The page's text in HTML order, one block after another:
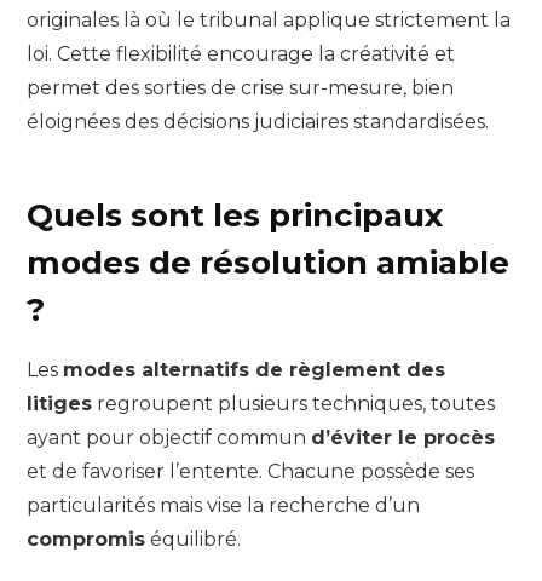
originales là où le tribunal applique strictement la
loi. Cette flexibilité encourage la créativité et
permet des sorties de crise sur-mesure, bien
éloignées des décisions judiciaires standardisées.
Quels sont les principaux
modes de résolution amiable
?
Les modes alternatifs de règlement des
litiges regroupent plusieurs techniques, toutes
ayant pour objectif commun d’éviter le procès
et de favoriser l’entente. Chacune possède ses
particularités mais vise la recherche d’un
compromis équilibré.